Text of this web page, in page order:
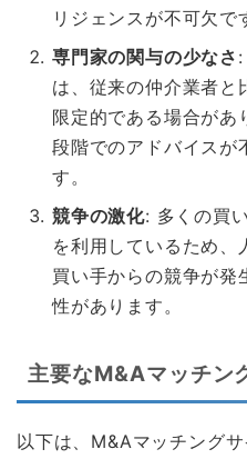
リジェンスが不可欠で
専門家の関与の少なさ
は、従来の仲介業者と
限定的である場合があ
段階でのアドバイスが
す。
競争の激化: 多くの買
を利用しているため、
買い手からの競争が発
性があります。
主要なM&Aマッチン
以下は、M&Aマッチング